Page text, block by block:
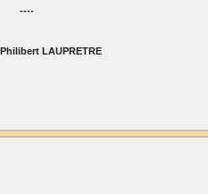
----
LAUPRETRE